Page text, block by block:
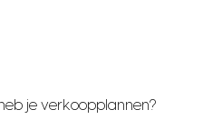
je verkoopplannen?